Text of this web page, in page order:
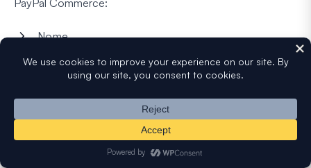
PayPal Commerce:
Nome
E-mail
Endereço de Entrega
Descrição do Pagamento